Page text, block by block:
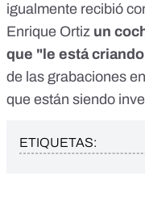
igualmente recibió
Enrique Ortiz un
que "le está
de las grabaciones
que están siendo
ETIQUETAS: